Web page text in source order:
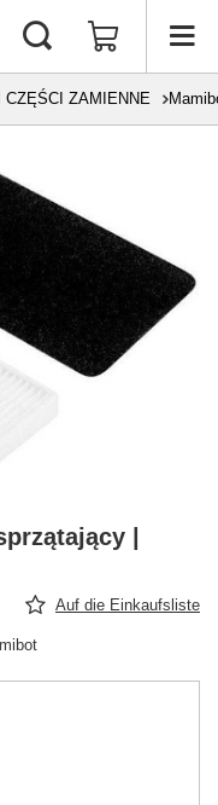
CZĘŚCI ZAMIENNE
|
Auf die Einkaufsliste